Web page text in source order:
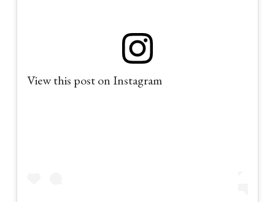
View this post on Instagram